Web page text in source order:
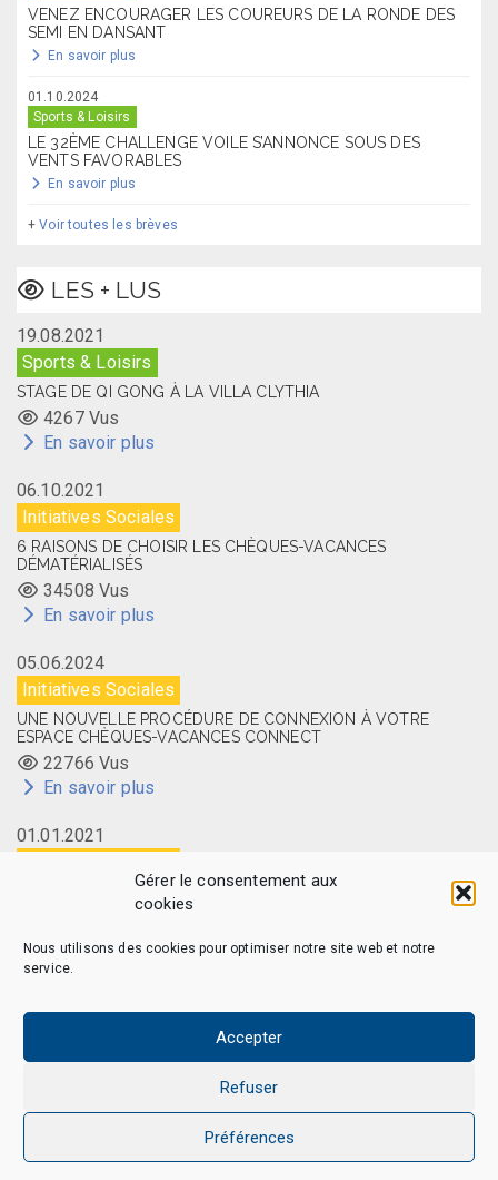
Gérer le consentement aux
cookies
Nous utilisons des cookies pour optimiser notre site web et notre
service.
Accepter
Refuser
Préférences
VENEZ ENCOURAGER LES COUREURS DE LA RONDE DES
SEMI EN DANSANT
En savoir plus
01.10.2024
Sports & Loisirs
LE 32ÈME CHALLENGE VOILE S’ANNONCE SOUS DES
VENTS FAVORABLES
En savoir plus
+Voir toutes les brèves
LES + LUS
19.08.2021
Sports & Loisirs
STAGE DE QI GONG À LA VILLA CLYTHIA
4267 Vus
En savoir plus
06.10.2021
Initiatives Sociales
6 RAISONS DE CHOISIR LES CHÈQUES-VACANCES
DÉMATÉRIALISÉS
34508 Vus
En savoir plus
05.06.2024
Initiatives Sociales
UNE NOUVELLE PROCÉDURE DE CONNEXION À VOTRE
ESPACE CHÈQUES-VACANCES CONNECT
22766 Vus
En savoir plus
01.01.2021
LA CARTE MEMBRE CAES DU CNRS DISPONIBLE EN LIGNE
En savoir plus
CAES MAG - © 2026 Tous droits réservés.
Politique de confidentialité
Nous Contacter